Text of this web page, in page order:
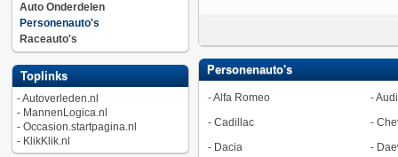
Auto Onderdelen
Personenauto's
Raceauto's
Toplinks
-Autoverleden.nl
- MannenLogica.nl
- Occasion.startpagina.nl
- KlikKlik.nl
Personenauto's
-Alfa Romeo -Audi
- Cadillac -
- Dacia -